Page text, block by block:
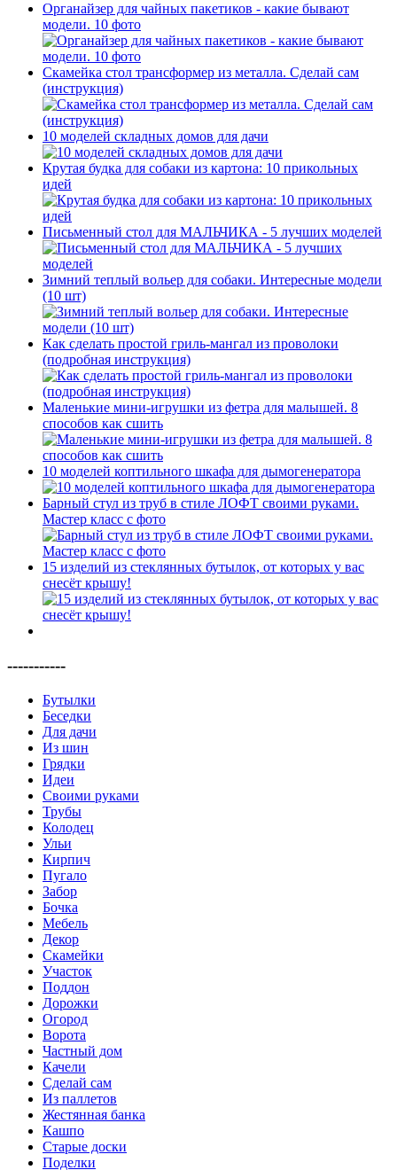
Органайзер для чайных пакетиков - какие бывают
модели. 10 фото
Скамейка стол трансформер из металла. Сделай сам
(инструкция)
10 моделей складных домов для дачи
Крутая будка для собаки из картона: 10 прикольных
идей
Письменный стол для МАЛЬЧИКА - 5 лучших моделей
Зимний теплый вольер для собаки. Интересные модели
(10 шт)
Как сделать простой гриль-мангал из проволоки
(подробная инструкция)
Маленькие мини-игрушки из фетра для малышей. 8
способов как сшить
10 моделей коптильного шкафа для дымогенератора
Барный стул из труб в стиле ЛОФТ своими руками.
Мастер класс с фото
15 изделий из стеклянных бутылок, от которых у вас
снесёт крышу!
-----------
Бутылки
Беседки
Для дачи
Из шин
Грядки
Идеи
Своими руками
Трубы
Колодец
Ульи
Кирпич
Пугало
Забор
Бочка
Мебель
Декор
Скамейки
Участок
Поддон
Дорожки
Огород
Ворота
Частный дом
Качели
Сделай сам
Из паллетов
Жестянная банка
Кашпо
Старые доски
Поделки